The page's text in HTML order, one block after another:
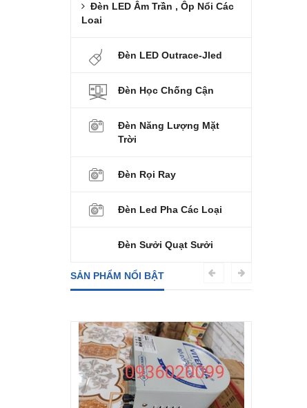
Đèn LED Âm Trần , Ôp Nổi Các
Loai
Đèn LED Outrace-Jled
Đèn Học Chống Cận
Đèn Năng Lượng Mặt
Trời
Đèn Rọi Ray
Đèn Led Pha Các Loại
Đèn Sưởi Quạt Sưởi
SẢN PHẨM NỔI BẬT